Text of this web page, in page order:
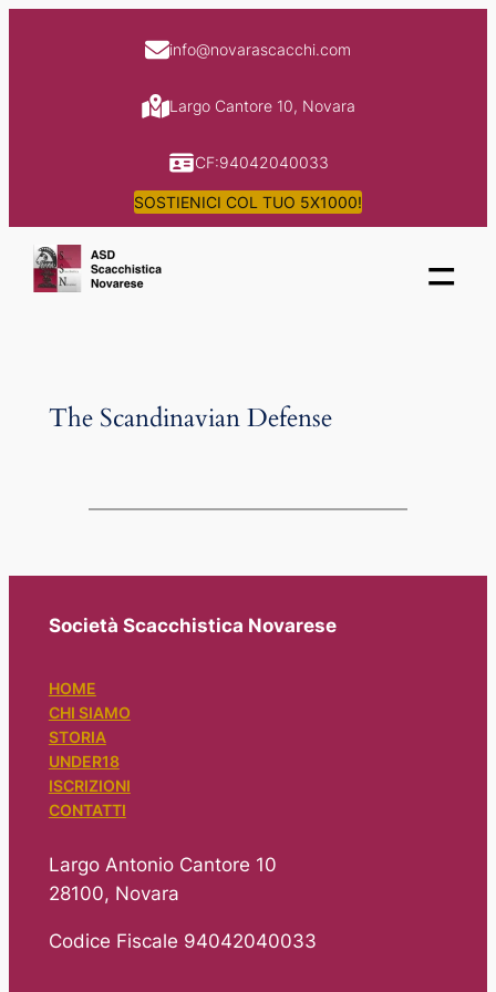
info@novarascacchi.com
Largo Cantore 10, Novara
CF:94042040033
SOSTIENICI COL TUO 5X1000!
=
The Scandinavian Defense
Società Scacchistica Novarese
HOME
CHI SIAMO
STORIA
UNDER18
ISCRIZIONI
CONTATTI
Largo Antonio Cantore 10
28100, Novara
Codice Fiscale 94042040033